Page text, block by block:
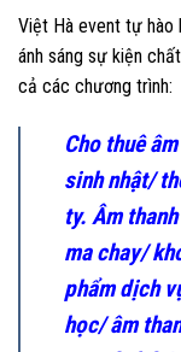
Việt Hà event tự hào
ánh sáng sự kiện
cả các chương trình:
Cho thuê
sinh nhật/
ty. Âm
ma chay/
phẩm dịch
học/ âm